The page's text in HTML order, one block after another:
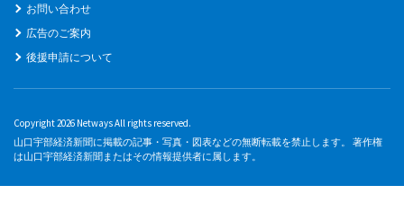
お問い合わせ
広告のご案内
後援申請について
Copyright 2026 Netways All rights reserved.
山口宇部経済新聞に掲載の記事・写真・図表などの無断転載を禁止します。 著作権
は山口宇部経済新聞またはその情報提供者に属します。